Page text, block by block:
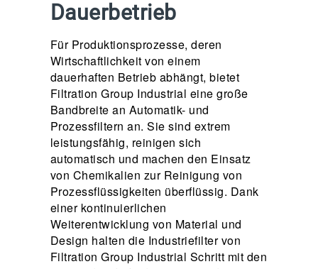
Dauerbetrieb
Für Produktionsprozesse, deren
Wirtschaftlichkeit von einem
dauerhaften Betrieb abhängt, bietet
Filtration Group Industrial eine große
Bandbreite an Automatik- und
Prozessfiltern an. Sie sind extrem
leistungsfähig, reinigen sich
automatisch und machen den Einsatz
von Chemikalien zur Reinigung von
Prozessflüssigkeiten überflüssig. Dank
einer kontinuierlichen
Weiterentwicklung von Material und
Design halten die Industriefilter von
Filtration Group Industrial Schritt mit den